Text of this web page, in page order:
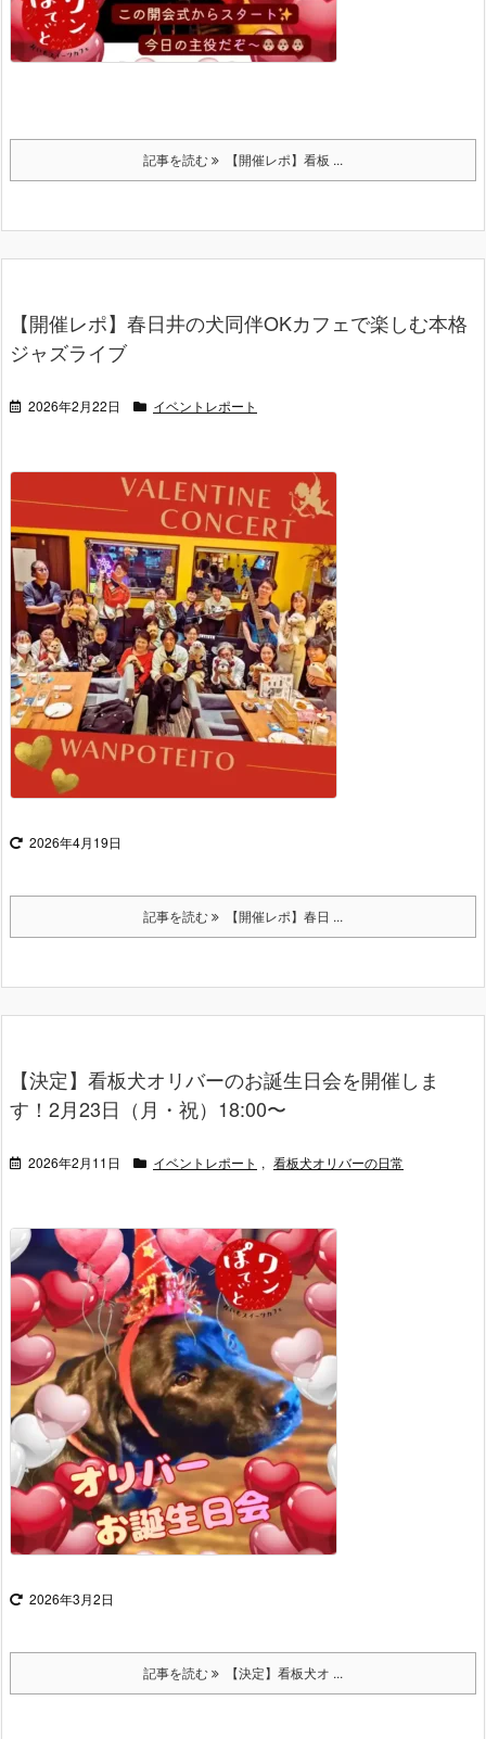
記事を読む 【開催レポ】看板 ...
【開催レポ】春日井の犬同伴OKカフェで楽しむ本格
ジャズライブ
2026年2月22日 イベントレポート
2026年4月19日
記事を読む 【開催レポ】春日 ...
【決定】看板犬オリバーのお誕生日会を開催しま
す！2月23日（月・祝）18:00〜
2026年2月11日 イベントレポート , 看板犬オリバーの日常
2026年3月2日
記事を読む 【決定】看板犬オ ...